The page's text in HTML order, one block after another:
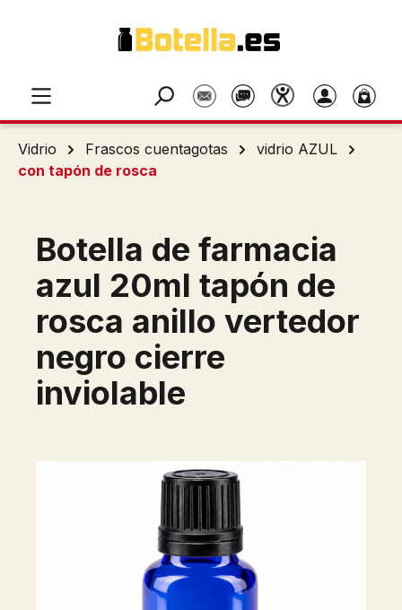
Vidrio Frascos cuentagotas
vidrio AZUL
con tapón de rosca
Botella de farmacia
azul 20ml tapón de
rosca anillo vertedor
negro cierre
inviolable